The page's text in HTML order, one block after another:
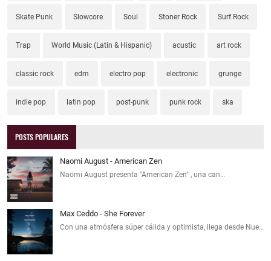
Skate Punk Slowcore Soul Stoner Rock Surf Rock
Trap World Music (Latin & Hispanic) acustic art rock
classic rock edm electro pop electronic grunge
indie pop latin pop post-punk punk rock ska
POSTS POPULARES
Naomi August - American Zen
Naomi August presenta "American Zen" , una can…
Max Ceddo - She Forever
Con una atmósfera súper cálida y optimista, llega desde Nue…